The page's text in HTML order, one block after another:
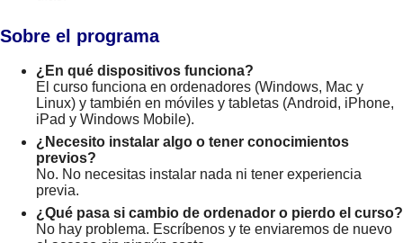
Sobre el programa
¿En qué dispositivos funciona?
El curso funciona en ordenadores (Windows, Mac y
Linux) y también en móviles y tabletas (Android, iPhone,
iPad y Windows Mobile).
¿Necesito instalar algo o tener conocimientos
previos?
No. No necesitas instalar nada ni tener experiencia
previa.
¿Qué pasa si cambio de ordenador o pierdo el curso?
No hay problema. Escríbenos y te enviaremos de nuevo